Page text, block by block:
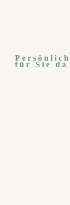
Persönlich
für Sie da